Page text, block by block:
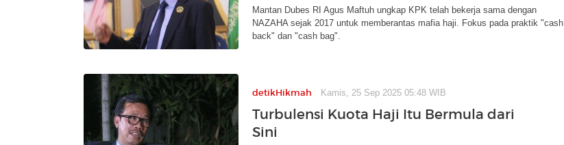
Mantan Dubes RI Agus Maftuh ungkap KPK telah bekerja sama dengan
NAZAHA sejak 2017 untuk memberantas mafia haji. Fokus pada praktik "cash
back" dan "cash bag".
detikHikmah Kamis, 25 Sep 2025 05:48 WIB
Turbulensi Kuota Haji Itu Bermula dari
Sini